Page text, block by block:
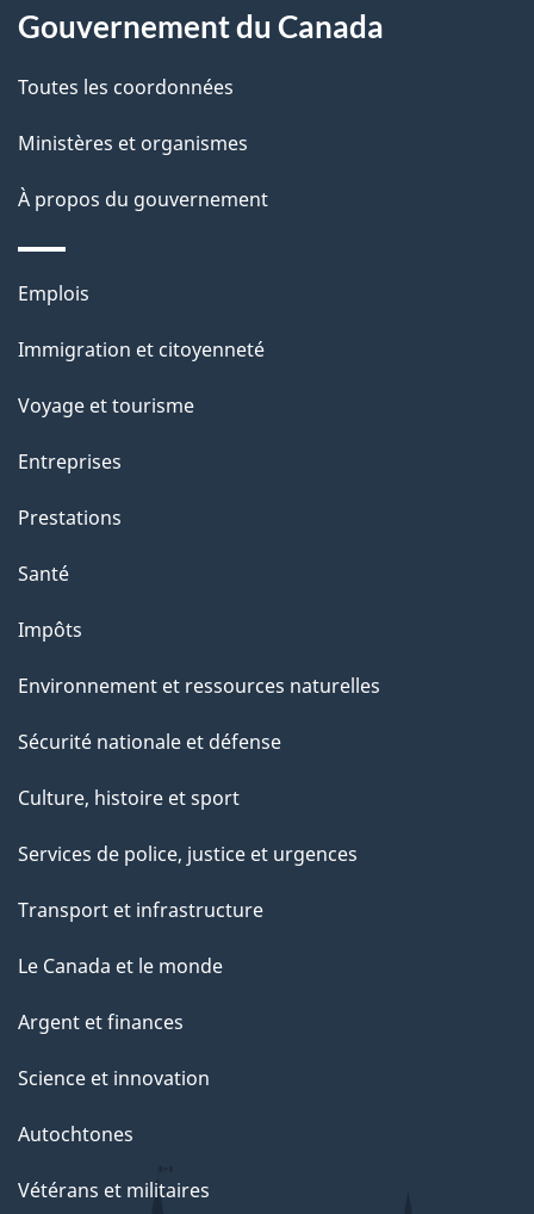
a
g
e
a
t
i
n
s
u
r
c
t
t
a
e
Gouvernement du Canada
Toutes les coordonnées
Ministères et organismes
À propos du gouvernement
Thèmes
sujets
Emplois
Immigration et citoyenneté
Voyage et tourisme
Entreprises
Prestations
Santé
Impôts
Environnement et ressources naturelles
Sécurité nationale et défense
Culture, histoire et sport
Services de police, justice et urgences
Transport et infrastructure
Le Canada et le monde
Argent et finances
Science et innovation
Autochtones
Vétérans et militaires